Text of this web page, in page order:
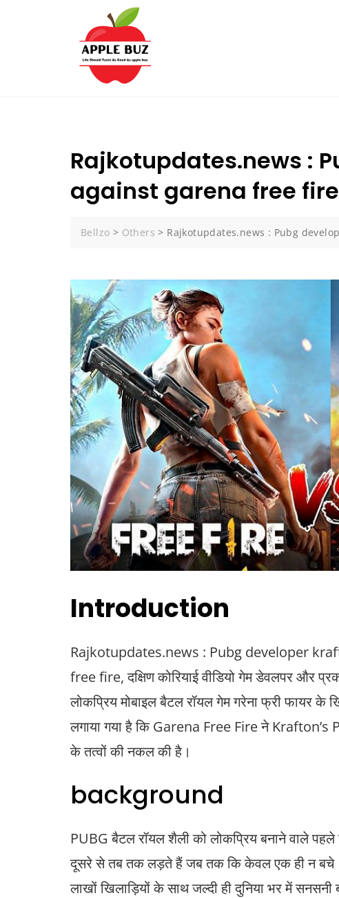
Rajkotupdates.news :
against garena free fire
Bellzo > Others > Rajkotupdates.news : Pubg
Introduction
Rajkotupdates.news : Pubg developer
free fire, दक्षिण कोरियाई वीडियो गेम डेवलपर और
लोकप्रिय मोबाइल बैटल रॉयल गेम गरेना फ्री फायर
लगाया गया है कि Garena Free Fire ने
के तत्वों की नकल की है।
background
PUBG बैटल रॉयल शैली को लोकप्रिय बनाने वाले
दूसरे से तब तक लड़ते हैं जब तक कि केवल एक ही न बचे।
लाखों खिलाड़ियों के साथ जल्दी ही दुनिया भर में